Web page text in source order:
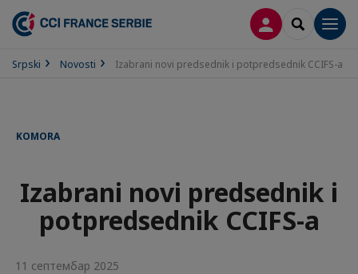
PRIJAVASEARCH
Srpski Novosti Izabrani novi predsednik i potpredsednik CCIFS-a
KOMORA
Izabrani novi predsednik i
potpredsednik CCIFS-a
11 септембар 2025